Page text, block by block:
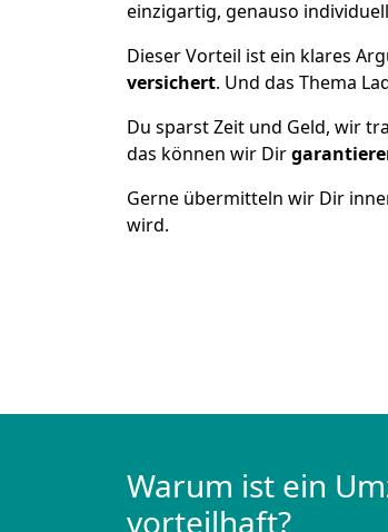
einzigartig, genauso
Dieser Vorteil ist ein klares
versichert. Und das Thema
Du sparst Zeit und Geld, wir
das können wir Dir
Gerne übermitteln wir Dir
wird.
Warum ist ein
vorteilhaft?